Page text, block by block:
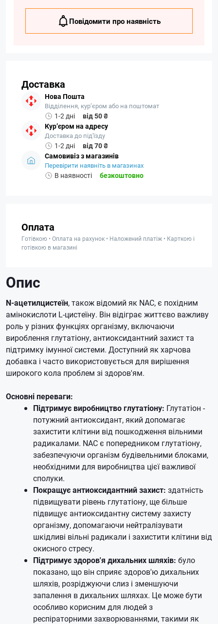
Повідомити про наявність
Доставка
Нова Пошта
Відділення, кур’єром або на поштомат
1-2 дні
від 50 ₴
Кур’єром на адресу
Доставка до під'їзду
1-2 дні
від 70 ₴
Самовивіз з магазинів
Перевірити наявніть в магазинах
В наявності безкоштовно
Оплата
Готівкою • Оплата на рахунок • Наложений платіж • Карткою і
готівкою в магазині
Опис
N-ацетилцистеїн, також відомий як NAC, є похідним
амінокислоти L-цистеїну. Він відіграє життєво важливу
роль у різних функціях організму, включаючи
вироблення глутатіону, антиоксидантний захист та
підтримку імунної системи. Доступний як харчова
добавка і часто використовується для вирішення
широкого кола проблем зі здоров'ям.
Основні переваги:
Підтримує виробництво глутатіону: Глутатіон -
потужний антиоксидант, який допомагає
захистити клітини від пошкодження вільними
радикалами. NAC є попередником глутатіону,
забезпечуючи організм будівельними блоками,
необхідними для виробництва цієї важливої
сполуки.
Покращує антиоксидантний захист: здатність
підвищувати рівень глутатіону, ще більше
підвищує антиоксидантну систему захисту
організму, допомагаючи нейтралізувати
шкідливі вільні радикали і захистити клітини від
окисного стресу.
Підтримує здоров'я дихальних шляхів: було
показано, що він сприяє здоров'ю дихальних
шляхів, розріджуючи слиз і зменшуючи
запалення в дихальних шляхах. Це може бути
особливо корисним для людей з
респіраторними захворюваннями, такими як